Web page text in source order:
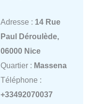
Adresse : 14 Rue
Paul Déroulède,
06000 Nice
Quartier : Massena
Téléphone :
+33492070037